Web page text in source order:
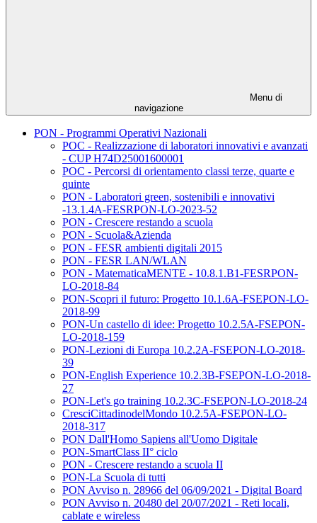
Menu di
navigazione
PON - Programmi Operativi Nazionali
POC - Realizzazione di laboratori innovativi e avanzati
- CUP H74D25001600001
POC - Percorsi di orientamento classi terze, quarte e
quinte
PON - Laboratori green, sostenibili e innovativi
-13.1.4A-FESRPON-LO-2023-52
PON - Crescere restando a scuola
PON - Scuola&Azienda
PON - FESR ambienti digitali 2015
PON - FESR LAN/WLAN
PON - MatematicaMENTE - 10.8.1.B1-FESRPON-
LO-2018-84
PON-Scopri il futuro: Progetto 10.1.6A-FSEPON-LO-
2018-99
PON-Un castello di idee: Progetto 10.2.5A-FSEPON-
LO-2018-159
PON-Lezioni di Europa 10.2.2A-FSEPON-LO-2018-
39
PON-English Experience 10.2.3B-FSEPON-LO-2018-
27
PON-Let's go training 10.2.3C-FSEPON-LO-2018-24
CresciCittadinodelMondo 10.2.5A-FSEPON-LO-
2018-317
PON Dall'Homo Sapiens all'Uomo Digitale
PON-SmartClass II° ciclo
PON - Crescere restando a scuola II
PON-La Scuola di tutti
PON Avviso n. 28966 del 06/09/2021 - Digital Board
PON Avviso n. 20480 del 20/07/2021 - Reti locali,
cablate e wireless